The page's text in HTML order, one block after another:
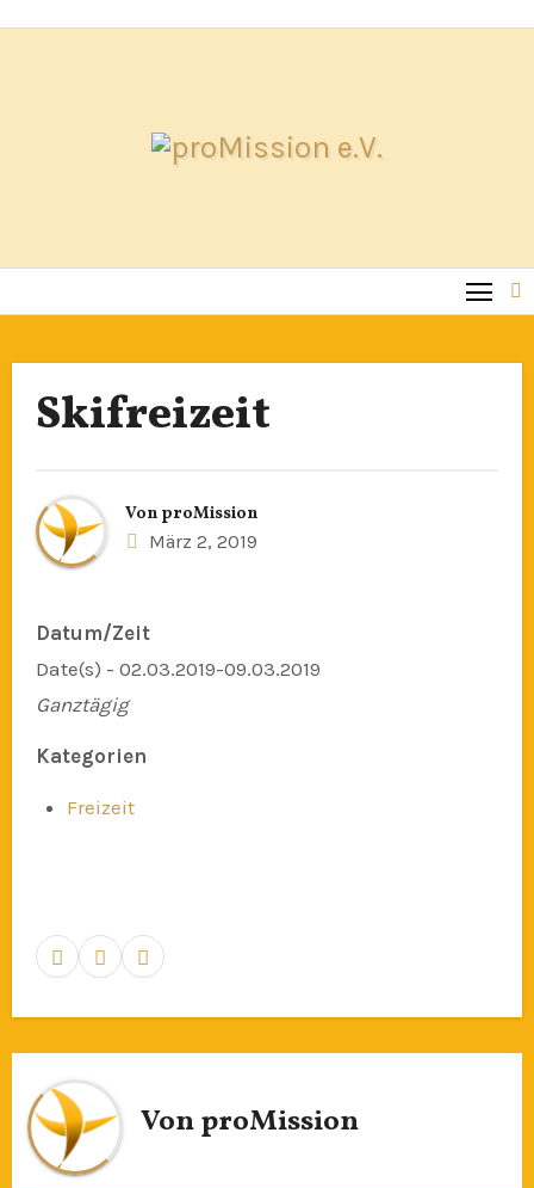
Skifreizeit
Von proMission
März 2, 2019
Datum/Zeit
Date(s) - 02.03.2019-09.03.2019
Ganztägig
Kategorien
Freizeit
VonproMission